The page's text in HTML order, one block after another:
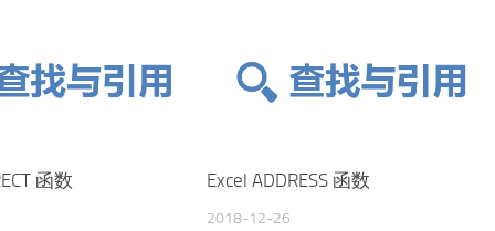
函数 Excel ADDRESS 函数
2018-12-26